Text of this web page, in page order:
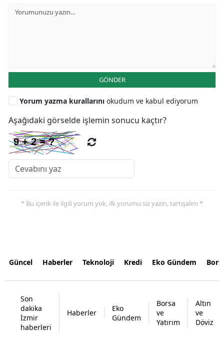
GÖNDER
Yorum yazma kurallarını okudum ve kabul ediyorum
Aşağıdaki görselde işlemin sonucu kaçtır?
* Bu içerik ile ilgili yorum yok, ilk yorumu siz yazın, tartışalım *
Güncel Haberler Teknoloji Kredi Eko Gündem
Son
dakika
İzmir
haberleri
Haberler
Eko
Gündem
Borsa
ve
Yatırım
Altın
ve
Döviz